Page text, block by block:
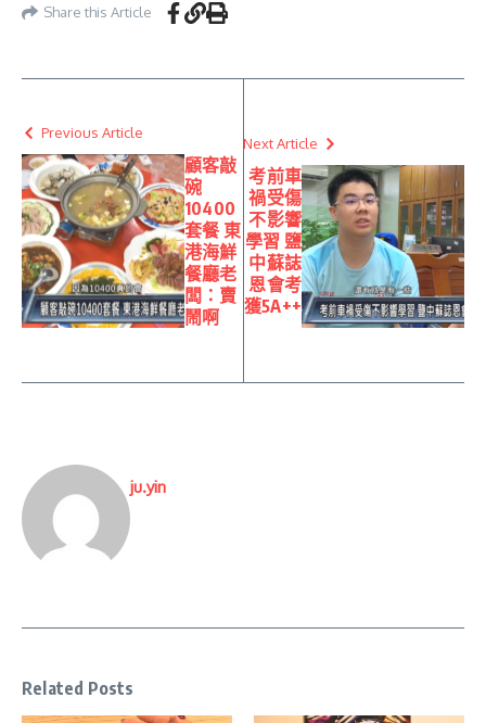
Share this Article
Previous Article
顧客敲
碗
10400
套餐 東
港海鮮
餐廳老
闆：賣
鬧啊
Next Article
考前車
禍受傷
不影響
學習 鹽
中蘇誌
恩會考
獲5A++
ju.yin
Related Posts